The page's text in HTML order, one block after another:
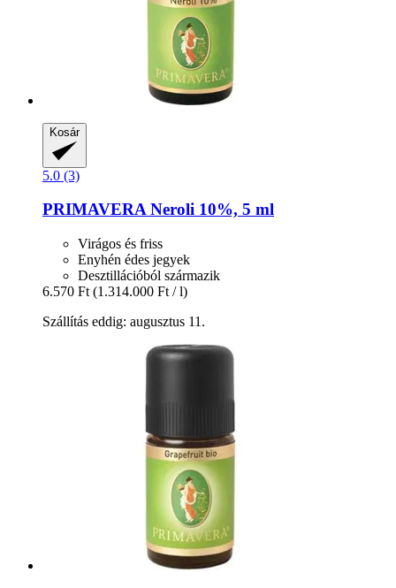
Kosár
5.0 (3)
PRIMAVERANeroli 10%, 5 ml
Virágos és friss
Enyhén édes jegyek
Desztillációból származik
6.570 Ft (1.314.000 Ft / l)
Szállítás eddig: augusztus 11.